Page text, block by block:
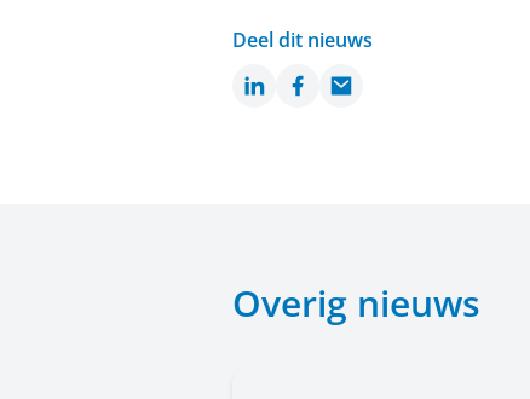
Deel dit nieuws
LinkedInFacebook
Email
Overig nieuws